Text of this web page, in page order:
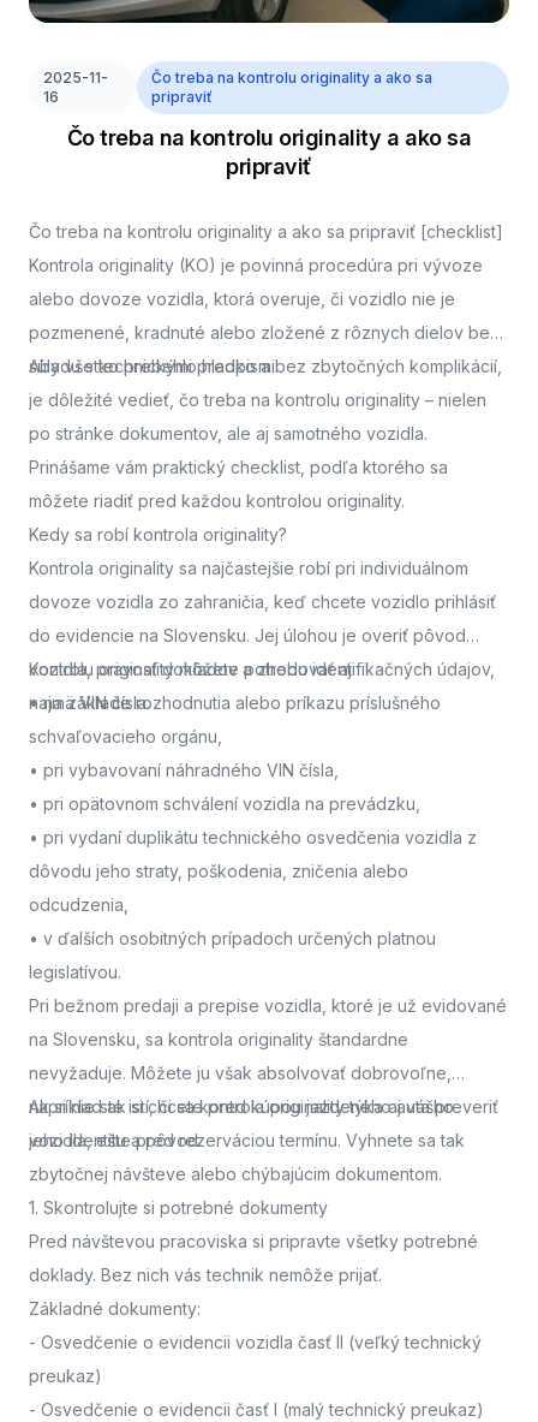
2025-11-
16
Čo treba na kontrolu originality a ako sa
pripraviť
Čo treba na kontrolu originality a ako sa
pripraviť
Čo treba na kontrolu originality a ako sa pripraviť [checklist]
Kontrola originality (KO) je povinná procedúra pri vývoze
alebo dovoze vozidla, ktorá overuje, či vozidlo nie je
pozmenené, kradnuté alebo zložené z rôznych dielov bez
súladu s technickými predpismi.
Aby všetko prebehlo hladko a bez zbytočných komplikácií,
je dôležité vedieť, čo treba na kontrolu originality – nielen
po stránke dokumentov, ale aj samotného vozidla.
Prinášame vám praktický checklist, podľa ktorého sa
môžete riadiť pred každou kontrolou originality.
Kedy sa robí kontrola originality?
Kontrola originality sa najčastejšie robí pri individuálnom
dovoze vozidla zo zahraničia, keď chcete vozidlo prihlásiť
do evidencie na Slovensku. Jej úlohou je overiť pôvod
vozidla, pravosť dokladov a zhodu identifikačných údajov,
najmä VIN čísla.
Kontrolu originality môžete potrebovať aj:
• na základe rozhodnutia alebo príkazu príslušného
schvaľovacieho orgánu,
• pri vybavovaní náhradného VIN čísla,
• pri opätovnom schválení vozidla na prevádzku,
• pri vydaní duplikátu technického osvedčenia vozidla z
dôvodu jeho straty, poškodenia, zničenia alebo
odcudzenia,
• v ďalších osobitných prípadoch určených platnou
legislatívou.
Pri bežnom predaji a prepise vozidla, ktoré je už evidované
na Slovensku, sa kontrola originality štandardne
nevyžaduje. Môžete ju však absolvovať dobrovoľne,
napríklad ak si chcete pred kúpou jazdeného auta preveriť
jeho identitu a pôvod.
Ak si nie ste istí, či sa kontrola originality týka aj vášho
vozidla,ešte pred rezerváciou termínu. Vyhnete sa tak
zbytočnej návšteve alebo chýbajúcim dokumentom.
1. Skontrolujte si potrebné dokumenty
Pred návštevou pracoviska si pripravte všetky potrebné
doklady. Bez nich vás technik nemôže prijať.
Základné dokumenty:
- Osvedčenie o evidencii vozidla časť II (veľký technický
preukaz)
- Osvedčenie o evidencii časť I (malý technický preukaz)